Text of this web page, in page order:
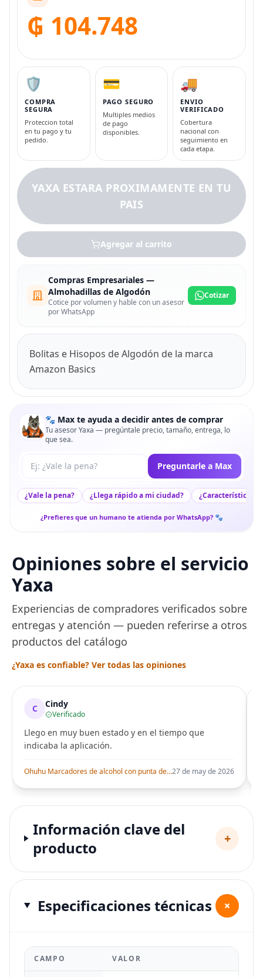
₲ 104.748
🛡️
COMPRA
SEGURA
Proteccion total
en tu pago y tu
pedido.
💳
PAGO SEGURO
Multiples medios
de pago
disponibles.
🚚
ENVIO
VERIFICADO
Cobertura
nacional con
seguimiento en
cada etapa.
YAXA ESTARA PROXIMAMENTE EN TU
PAIS
Agregar al carrito
Compras Empresariales —
Almohadillas de Algodón
Cotice por volumen y hable con un asesor
por WhatsApp
Cotizar
Bolitas e Hisopos de Algodón de la marca
Amazon Basics
🐾 Max te ayuda a decidir antes de comprar
Tu asesor Yaxa — pregúntale precio, tamaño, entrega, lo
que sea.
Tu pregunta a Max Preguntarle a Max
¿Vale la pena? ¿Llega rápido a mi ciudad? ¿Características
¿Prefieres que un humano te atienda por WhatsApp? 🐾
Opiniones sobre el servicio
Yaxa
Experiencias de compradores verificados sobre
entregas y atención — pueden referirse a otros
productos del catálogo
¿Yaxa es confiable? Ver todas las opiniones
C Cindy
Verificado
Llego en muy buen estado y en el tiempo que
indicaba la aplicación.
Ohuhu Marcadores de alcohol con punta de pincel – Juego de marcadores artísticos de doble punta con certificación AP para artistas adultos27 de may de 2026
Información clave del
producto
+
Especificaciones técnicas +
CAMPO VALOR